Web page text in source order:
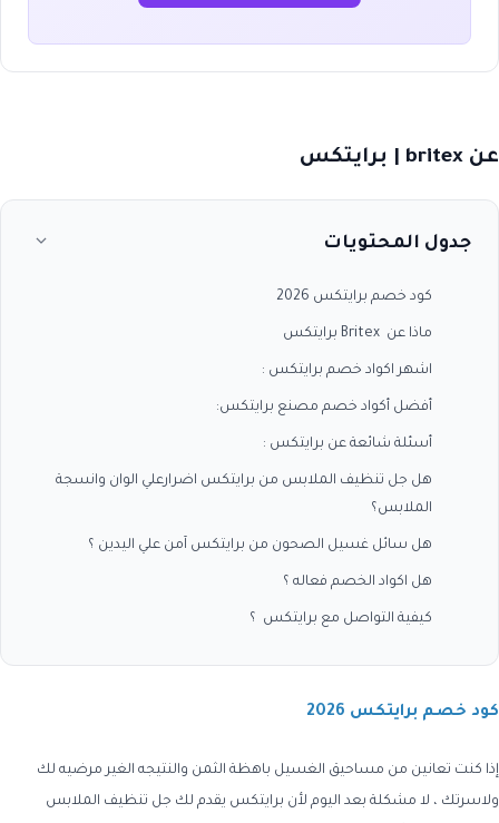
عن britex | برايتكس
جدول المحتويات
كود خصم برايتكس 2026
ماذا عن Britex برايتكس
اشهر اكواد خصم برايتكس :
أفضل أكواد خصم مصنع برايتكس:
أسئلة شائعة عن برايتكس :
هل جل تنظيف الملابس من برايتكس اضرارعلي الوان وانسجة
الملابس؟
هل سائل غسيل الصحون من برايتكس آمن علي اليدين ؟
هل اكواد الخصم فعاله ؟
كيفية التواصل مع برايتكس ؟
كود خصم برايتكس 2026
إذا كنت تعانين من مساحيق الغسيل باهظة الثمن والنتيجه الغير مرضيه لك
ولاسرتك ، لا مشكلة بعد اليوم لأن برايتكس يقدم لك جل تنظيف الملابس